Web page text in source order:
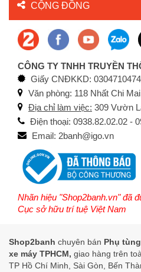
CỘNG ĐỒNG
CÔNG TY TNHH TRUYỀN
Giấy CNĐKKD:
Văn phòng: 118 Nhất Chi
Địa chỉ làm việc: 309 Vườn
Điện thoại: 0938.82.02.02 -
Email: 2banh@igo.vn
Nhãn hiệu "Shop2banh.vn" đã
Cục sở hữu trí tuệ Việt Nam
Shop2banh chuyên bán Phụ
xe máy TPHCM, giao hàng trên
TP Hồ Chí Minh, Sài Gòn, Bến